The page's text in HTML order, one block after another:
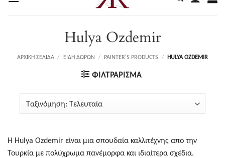
Hulya Ozdemir
ΑΡΧΙΚΉ ΣΕΛΊΔΑ / ΕΊΔΗ ΔΏΡΩΝ / PAINTER'S PRODUCTS / HULYA OZDEMIR
ΦΙΛΤΡΆΡΙΣΜΑ
Η Hulya Ozdemir είναι μια σπουδαία καλλιτέχνης απο την
Τουρκία με πολύχρωμα πανέμορφα και ιδιαίτερα σχέδια.